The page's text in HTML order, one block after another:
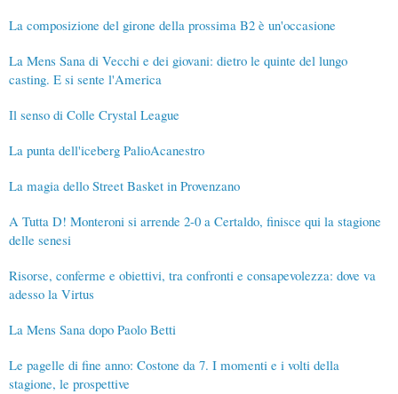
La composizione del girone della prossima B2 è un'occasione
La Mens Sana di Vecchi e dei giovani: dietro le quinte del lungo
casting. E si sente l'America
Il senso di Colle Crystal League
La punta dell'iceberg PalioAcanestro
La magia dello Street Basket in Provenzano
A Tutta D! Monteroni si arrende 2-0 a Certaldo, finisce qui la stagione
delle senesi
Risorse, conferme e obiettivi, tra confronti e consapevolezza: dove va
adesso la Virtus
La Mens Sana dopo Paolo Betti
Le pagelle di fine anno: Costone da 7. I momenti e i volti della
stagione, le prospettive